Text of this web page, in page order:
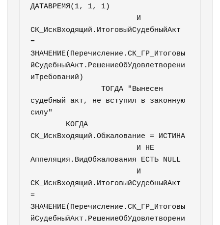
ДАТАВРЕМЯ(1, 1, 1)
СК_ИскВходящий.ИтоговыйСудебныйАкт
=
ЗНАЧЕНИЕ(Перечисление.СК_ГР_Итоговы
йСудебныйАкт.РешениеОбУдовлетворени
иТребований)
		ТОГДА "Вынесен
судебный акт, не вступил в законную
силу"
СК_ИскВходящий.Обжалование = ИСТИНА
Аппеляция.ВидОбжалования ЕСТЬ NULL
СК_ИскВходящий.ИтоговыйСудебныйАкт
=
ЗНАЧЕНИЕ(Перечисление.СК_ГР_Итоговы
йСудебныйАкт.РешениеОбУдовлетворени